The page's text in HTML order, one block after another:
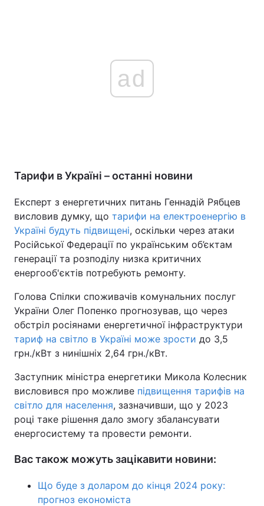
ad
Тарифи в Україні – останні новини
Експерт з енергетичних питань Геннадій Рябцев
висловив думку, що тарифи на електроенергію в
Україні будуть підвищені, оскільки через атаки
Російської Федерації по українським об’єктам
генерації та розподілу низка критичних
енергооб'єктів потребують ремонту.
Голова Спілки споживачів комунальних послуг
України Олег Попенко прогнозував, що через
обстріл росіянами енергетичної інфраструктури
тариф на світло в Україні може зрости до 3,5
грн./кВт з нинішніх 2,64 грн./кВт.
Заступник міністра енергетики Микола Колесник
висловився про можливе підвищення тарифів на
світло для населення, зазначивши, що у 2023
році таке рішення дало змогу збалансувати
енергосистему та провести ремонти.
Вас також можуть зацікавити новини:
Що буде з доларом до кінця 2024 року:
прогноз економіста